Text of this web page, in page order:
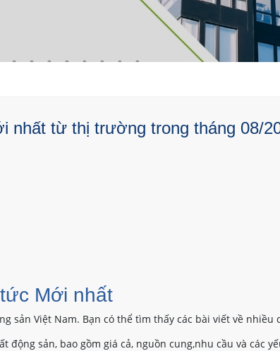
nhất từ thị trường trong tháng 08/
Mới nhất
Việt Nam. Bạn có thể tìm thấy các bài viết về nhiều
sản, bao gồm giá cả, nguồn cung,nhu cầu và các